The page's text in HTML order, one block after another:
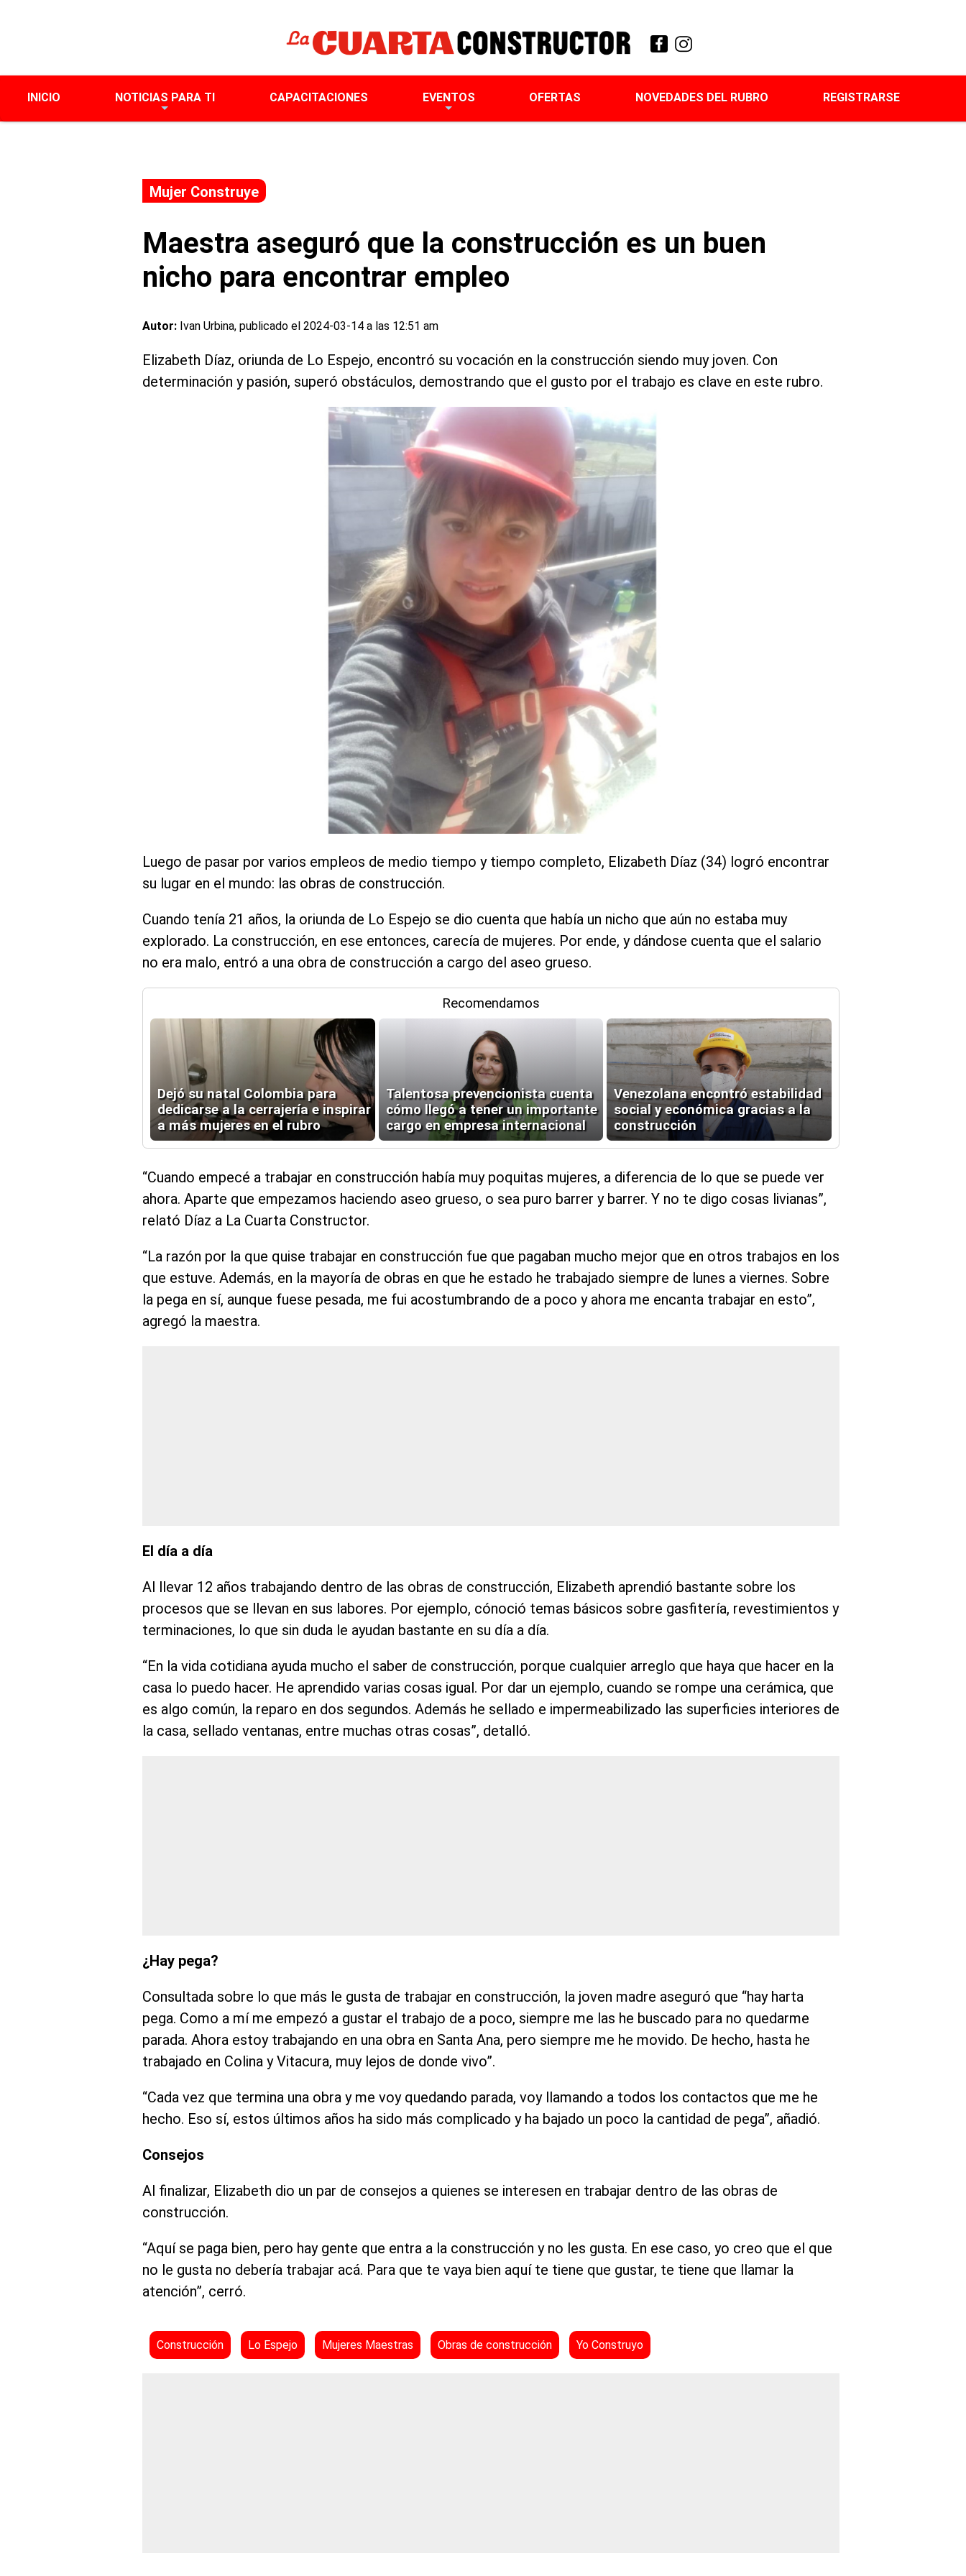
INICIO NOTICIAS PARA TI CAPACITACIONES EVENTOS OFERTAS NOVEDADES DEL RUBRO REGISTRARSE
Mujer Construye
Maestra aseguró que la construcción es un buen
nicho para encontrar empleo
Autor: Ivan Urbina, publicado el 2024-03-14 a las 12:51 am
Elizabeth Díaz, oriunda de Lo Espejo, encontró su vocación en la construcción siendo muy joven. Con
determinación y pasión, superó obstáculos, demostrando que el gusto por el trabajo es clave en este rubro.
Luego de pasar por varios empleos de medio tiempo y tiempo completo, Elizabeth Díaz (34) logró encontrar
su lugar en el mundo: las obras de construcción.
Cuando tenía 21 años, la oriunda de Lo Espejo se dio cuenta que había un nicho que aún no estaba muy
explorado. La construcción, en ese entonces, carecía de mujeres. Por ende, y dándose cuenta que el salario
no era malo, entró a una obra de construcción a cargo del aseo grueso.
Recomendamos
Dejó su natal Colombia para
dedicarse a la cerrajería e inspirar
a más mujeres en el rubro
Talentosa prevencionista cuenta
cómo llegó a tener un importante
cargo en empresa internacional
Venezolana encontró estabilidad
social y económica gracias a la
construcción
“Cuando empecé a trabajar en construcción había muy poquitas mujeres, a diferencia de lo que se puede ver
ahora. Aparte que empezamos haciendo aseo grueso, o sea puro barrer y barrer. Y no te digo cosas livianas”,
relató Díaz a La Cuarta Constructor.
“La razón por la que quise trabajar en construcción fue que pagaban mucho mejor que en otros trabajos en los
que estuve. Además, en la mayoría de obras en que he estado he trabajado siempre de lunes a viernes. Sobre
la pega en sí, aunque fuese pesada, me fui acostumbrando de a poco y ahora me encanta trabajar en esto”,
agregó la maestra.
El día a día
Al llevar 12 años trabajando dentro de las obras de construcción, Elizabeth aprendió bastante sobre los
procesos que se llevan en sus labores. Por ejemplo, cónoció temas básicos sobre gasfitería, revestimientos y
terminaciones, lo que sin duda le ayudan bastante en su día a día.
“En la vida cotidiana ayuda mucho el saber de construcción, porque cualquier arreglo que haya que hacer en la
casa lo puedo hacer. He aprendido varias cosas igual. Por dar un ejemplo, cuando se rompe una cerámica, que
es algo común, la reparo en dos segundos. Además he sellado e impermeabilizado las superficies interiores de
la casa, sellado ventanas, entre muchas otras cosas”, detalló.
¿Hay pega?
Consultada sobre lo que más le gusta de trabajar en construcción, la joven madre aseguró que “hay harta
pega. Como a mí me empezó a gustar el trabajo de a poco, siempre me las he buscado para no quedarme
parada. Ahora estoy trabajando en una obra en Santa Ana, pero siempre me he movido. De hecho, hasta he
trabajado en Colina y Vitacura, muy lejos de donde vivo”.
“Cada vez que termina una obra y me voy quedando parada, voy llamando a todos los contactos que me he
hecho. Eso sí, estos últimos años ha sido más complicado y ha bajado un poco la cantidad de pega”, añadió.
Consejos
Al finalizar, Elizabeth dio un par de consejos a quienes se interesen en trabajar dentro de las obras de
construcción.
“Aquí se paga bien, pero hay gente que entra a la construcción y no les gusta. En ese caso, yo creo que el que
no le gusta no debería trabajar acá. Para que te vaya bien aquí te tiene que gustar, te tiene que llamar la
atención”, cerró.
Construcción Lo Espejo Mujeres Maestras Obras de construcción Yo Construyo